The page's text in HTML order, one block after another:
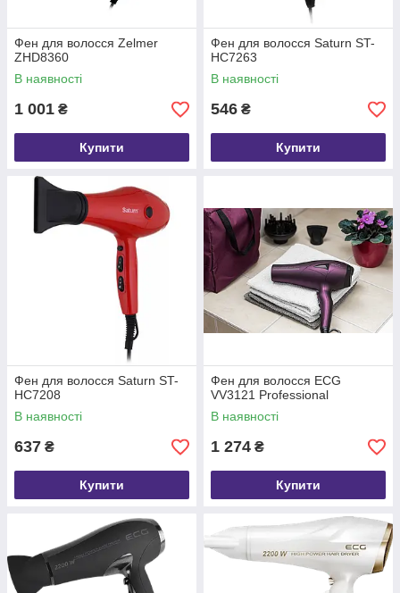
Фен для волосся Zelmer
ZHD8360
В наявності
1 001 ₴
Купити
Фен для волосся Saturn ST-
HC7263
В наявності
546 ₴
Купити
Фен для волосся Saturn ST-
HC7208
В наявності
637 ₴
Купити
Фен для волосся ECG
VV3121 Professional
В наявності
1 274 ₴
Купити